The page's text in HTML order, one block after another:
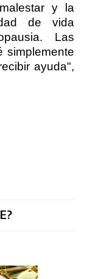
y la
de vida
Las
simplemente
ayuda",